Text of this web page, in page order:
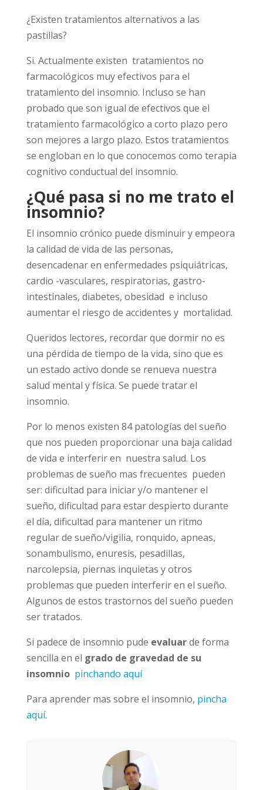
¿Existen tratamientos alternativos a las
pastillas?
Si. Actualmente existen tratamientos no
farmacológicos muy efectivos para el
tratamiento del insomnio. Incluso se han
probado que son igual de efectivos que el
tratamiento farmacológico a corto plazo pero
son mejores a largo plazo. Estos tratamientos
se engloban en lo que conocemos como terapia
cognitivo conductual del insomnio.
¿Qué pasa si no me trato el
insomnio?
El insomnio crónico puede disminuir y empeora
la calidad de vida de las personas,
desencadenar en enfermedades psiquiátricas,
cardio -vasculares, respiratorias, gastro-
intestinales, diabetes, obesidad e incluso
aumentar el riesgo de accidentes y mortalidad.
Queridos lectores, recordar que dormir no es
una pérdida de tiempo de la vida, sino que es
un estado activo donde se renueva nuestra
salud mental y física. Se puede tratar el
insomnio.
Por lo menos existen 84 patologías del sueño
que nos pueden proporcionar una baja calidad
de vida e interferir en nuestra salud. Los
problemas de sueño mas frecuentes pueden
ser: dificultad para iniciar y/o mantener el
sueño, dificultad para estar despierto durante
el día, dificultad para mantener un ritmo
regular de sueño/vigilia, ronquido, apneas,
sonambulismo, enuresis, pesadillas,
narcolepsia, piernas inquietas y otros
problemas que pueden interferir en el sueño.
Algunos de estos trastornos del sueño pueden
ser tratados.
Si padece de insomnio pude evaluarde forma
sencilla en el grado de gravedad de su
insomnio pinchando aquí
Para aprender mas sobre el insomnio, pincha
aquí.